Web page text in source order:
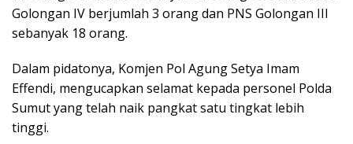
Golongan IV berjumlah 3 orang dan PNS Golongan III
sebanyak 18 orang.
Dalam pidatonya, Komjen Pol Agung Setya Imam
Effendi, mengucapkan selamat kepada personel Polda
Sumut yang telah naik pangkat satu tingkat lebih
tinggi.